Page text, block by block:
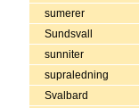
sumerer
Sundsvall
sunniter
supraledning
Svalbard